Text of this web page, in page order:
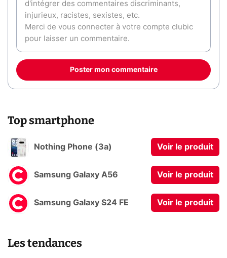
Poster mon commentaire
Top smartphone
Nothing Phone (3a) Voir le produit
Samsung Galaxy A56 Voir le produit
Samsung Galaxy S24 FE Voir le produit
Les tendances